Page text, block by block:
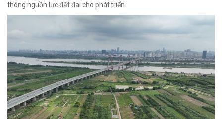
thông nguồn lực đất đai cho phát triển.